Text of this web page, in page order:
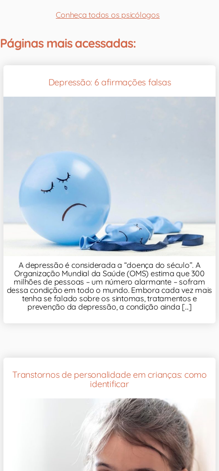
Conheça todos os psicólogos
Páginas mais acessadas:
Depressão: 6 afirmações falsas
A depressão é considerada a “doença do século”. A
Organização Mundial da Saúde (OMS) estima que 300
milhões de pessoas – um número alarmante – sofram
dessa condição em todo o mundo. Embora cada vez mais
tenha se falado sobre os sintomas, tratamentos e
prevenção da depressão, a condição ainda [...]
Transtornos de personalidade em crianças: como
identificar